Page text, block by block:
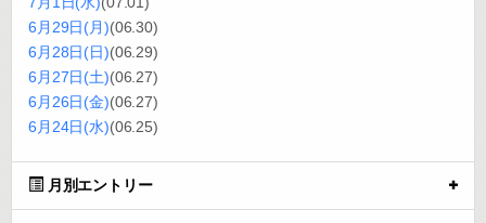
6月29日(月)(06.30)
6月28日(日)(06.29)
6月27日(土)(06.27)
6月26日(金)(06.27)
6月24日(水)(06.25)
月別エントリー